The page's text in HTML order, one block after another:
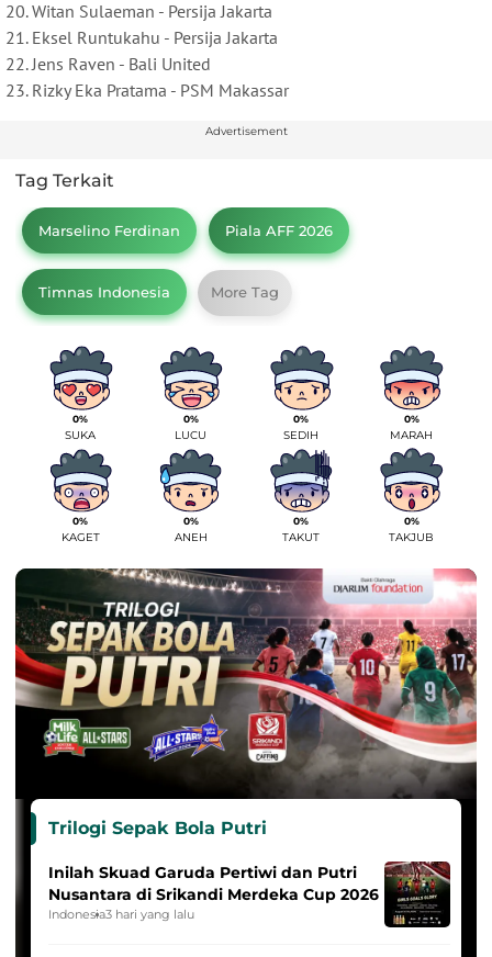
Witan Sulaeman - Persija Jakarta
Eksel Runtukahu - Persija Jakarta
Jens Raven - Bali United
Rizky Eka Pratama - PSM Makassar
Advertisement
Tag Terkait
Marselino Ferdinan Piala AFF 2026
Timnas Indonesia More Tag
0%
SUKA
0%
LUCU
0%
SEDIH
0%
MARAH
0%
KAGET
0%
ANEH
0%
TAKUT
0%
TAKJUB
Trilogi Sepak Bola Putri
Inilah Skuad Garuda Pertiwi dan Putri
Nusantara di Srikandi Merdeka Cup 2026
Indonesia3 hari yang lalu